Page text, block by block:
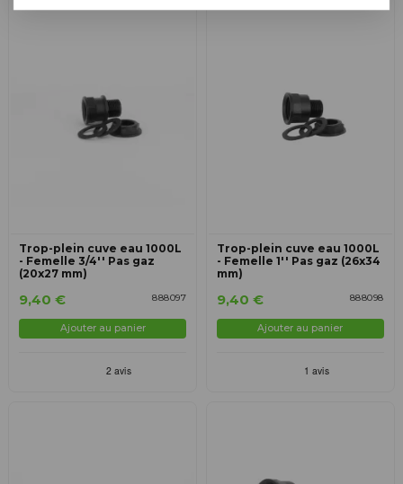
Trop-plein cuve eau 1000L
- Femelle 3/4'' Pas gaz
(20x27 mm)
888097
9,40 €
Ajouter au panier
Trop-plein cuve eau 1000L
- Femelle 1'' Pas gaz (26x34
mm)
888098
9,40 €
Ajouter au panier